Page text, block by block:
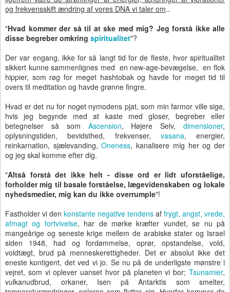
og frekvensskift ændring af vores DNA vi taler om..
"Hvad kommer der så til at ske med mig? Jeg forstå ikke alle
disse begreber omkring spiritualitet"?
Der var engang, ikke for så langt tid for de fleste, hvor spiritualitet
sikkert kunne sammenlignes med en new-age-bevægelse, en flok
hippier, som røg for meget hashtobak og havde for meget tid til
overs til meditation og havde grønne fingre.
Hvad er det nu for noget nymodens pjat, som min farmor ville sige,
hvis jeg begynde med at kaste med gloser, begreber eller
betegnelser så som Ascension, Højere Selv, dimensioner,
oplysningstiden, bevidsthed, frekvenser, vasana, energier,
reinkarnation, sjælevanding,Oneness, kanalisere mig her og der
og jeg skal komme efter dig.
"Altså forstå det ikke helt - disse ord er lidt uforståelige,
forholder mig til basale forståelse, lægevidenskaben og lokale
nyhedsmedier, mig kan du ikke overrumple"!
Fastholder vi den konstante negative tendens af frygt, angst, vrede,
afmagt og fortvivelse, har de mørke kræfter vundet, se nu på
mangeårige og seneste krige mellem de arabiske stater og Israel
siden 1948, had og fordømmelse, oprør, opstandelse, vold,
voldtægt, brud på menneskerettigheder. Det er absolut ikke det
eneste kontigent, det ved vi jo. Se nu på de underligste mønstre i
vejret, som vi oplever uanset hvor på planeten vi bor; Tsunamier,
vulkanudbrud, orkaner, Isen på Antarktis som smelter,